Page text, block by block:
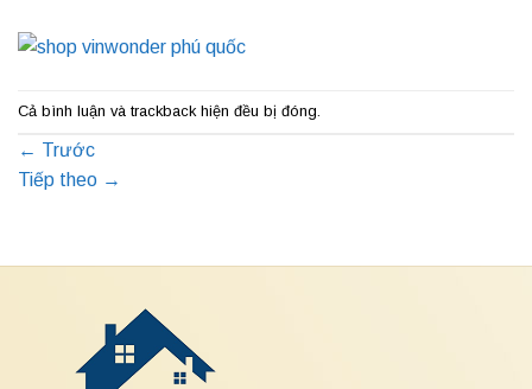
Cả bình luận và trackback hiện đều bị đóng.
← Trước
Tiếp theo →